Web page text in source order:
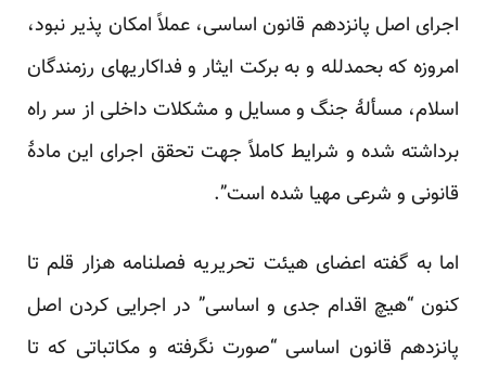
اجرای اصل پانزدهم قانون اساسی، عملاً امکان پذیر نبود،
امروزه که بحمدلله و به برکت ایثار و فداکاریهای رزمندگان
اسلام، مسألهٔ جنگ و مسایل و مشکلات داخلی از سر راه
برداشته شده و شرایط کاملاً جهت تحقق اجرای این مادهٔ
قانونی و شرعی مهیا شده است”.
اما به گفته اعضای هیئت تحریریه فصلنامه هزار قلم تا
کنون “هیچ اقدام جدی و اساسی” در اجرایی کردن اصل
پانزدهم قانون اساسی “صورت نگرفته و مکاتباتی که تا